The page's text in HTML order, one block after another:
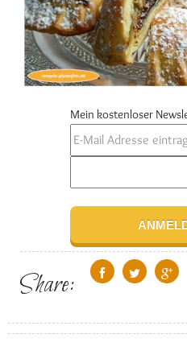
Mein kostenloser
Share: